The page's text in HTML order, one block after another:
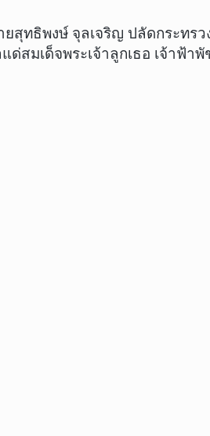
สุทธิพงษ์ จุลเจริญ ปลัดกระทร
ด่สมเด็จพระเจ้าลูกเธอ เจ้าฟ้